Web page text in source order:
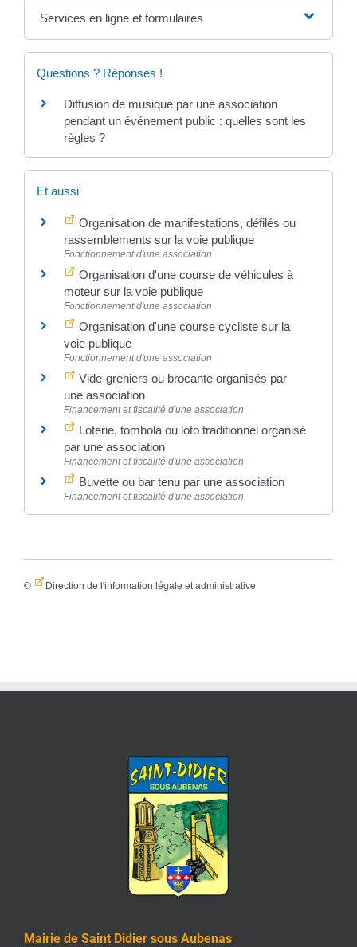
Services en ligne et formulaires
Questions ? Réponses !
Diffusion de musique par une association
pendant un événement public : quelles sont les
règles ?
Et aussi
Organisation de manifestations, défilés ou
rassemblements sur la voie publique
Fonctionnement d'une association
Organisation d'une course de véhicules à
moteur sur la voie publique
Fonctionnement d'une association
Organisation d'une course cycliste sur la
voie publique
Fonctionnement d'une association
Vide-greniers ou brocante organisés par
une association
Financement et fiscalité d'une association
Loterie, tombola ou loto traditionnel organisé
par une association
Financement et fiscalité d'une association
Buvette ou bar tenu par une association
Financement et fiscalité d'une association
© Direction de l'information légale et administrative
Mairie de Saint Didier sous Aubenas